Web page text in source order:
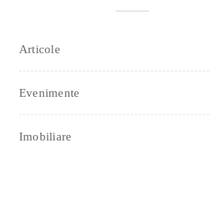
Articole
Evenimente
Imobiliare